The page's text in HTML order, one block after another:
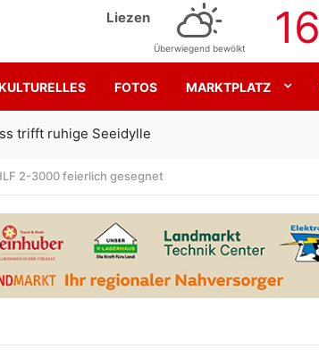
Liezen
Überwiegend bewölkt 16
FOTOS MARKTPLATZ
den SK Sturm
2-3000 feierlich gesegnet